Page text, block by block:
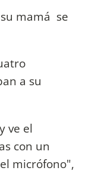
mamá se
a su
ve el
con un
micrófono",